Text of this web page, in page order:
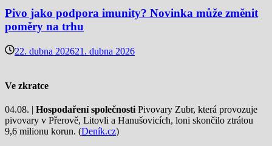
Pivo jako podpora imunity? Novinka může změnit
poměry na trhu
22. dubna 202621. dubna 2026
Ve zkratce
04.08. | Hospodaření společnostiPivovary Zubr, která provozuje
pivovary v Přerově, Litovli a Hanušovicích, loni skončilo ztrátou
9,6 milionu korun. (Deník.cz)